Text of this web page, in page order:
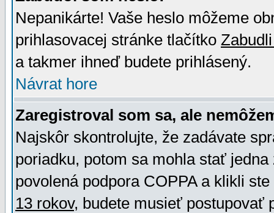
Nepanikárte! Vaše heslo môžeme
prihlasovacej stránke tlačítko
a takmer ihneď budete prihlásený.
Návrat hore
Zaregistroval som sa, ale
Najskôr skontrolujte, že zadávate
poriadku, potom sa mohla stať
povolená podpora COPPA a klikli
13 rokov, budete musieť postupovať